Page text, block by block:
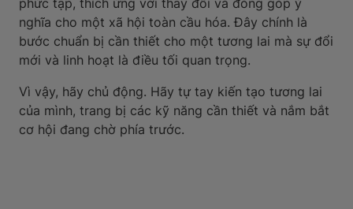
phức tạp, thích ứng với thay đổi và đóng góp ý
nghĩa cho một xã hội toàn cầu hóa. Đây chính là
bước chuẩn bị cần thiết cho một tương lai mà sự đổi
mới và linh hoạt là điều tối quan trọng.
Vì vậy, hãy chủ động. Hãy tự tay kiến tạo tương lai
của mình, trang bị các kỹ năng cần thiết và nắm bắt
cơ hội đang chờ phía trước.